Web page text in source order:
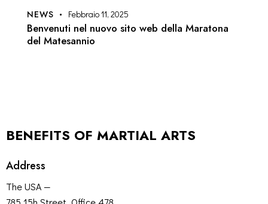
NEWS Febbraio 11, 2025
Benvenuti nel nuovo sito web della Maratona
del Matesannio
BENEFITS OF MARTIAL ARTS
Address
The USA —